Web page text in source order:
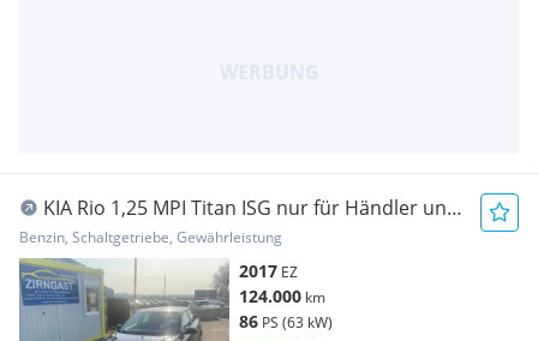
KIA Rio 1,25 MPI Titan ISG nur für Händler und
Export
Benzin, Schaltgetriebe, Gewährleistung
2017 EZ
124.000 km
86 PS (63 kW)